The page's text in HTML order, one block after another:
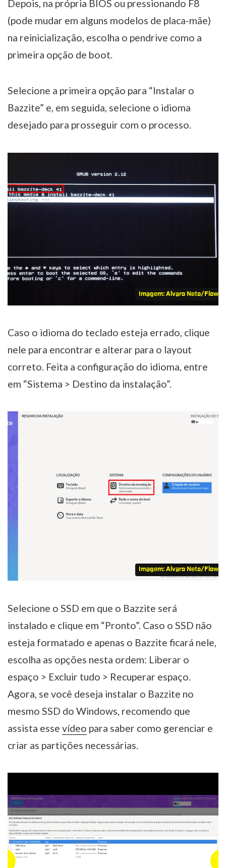
Depois, na própria BIOS ou pressionando F8
(pode mudar em alguns modelos de placa-mãe)
na reinicialização, escolha o pendrive como a
primeira opção de boot.
Selecione a primeira opção para “Instalar o
Bazzite” e, em seguida, selecione o idioma
desejado para prosseguir com o processo.
Imagem: Alvaro Neto/Flow
Caso o idioma do teclado esteja errado, clique
nele para encontrar e alterar para o layout
correto. Feita a configuração do idioma, entre
em “Sistema > Destino da instalação”.
Imagem: Alvaro Neto/Flow
Selecione o SSD em que o Bazzite será
instalado e clique em “Pronto”. Caso o SSD não
esteja formatado e apenas o Bazzite ficará nele,
escolha as opções nesta ordem: Liberar o
espaço > Excluir tudo > Recuperar espaço.
Agora, se você deseja instalar o Bazzite no
mesmo SSD do Windows, recomendo que
assista esse vídeo para saber como gerenciar e
criar as partições necessárias.